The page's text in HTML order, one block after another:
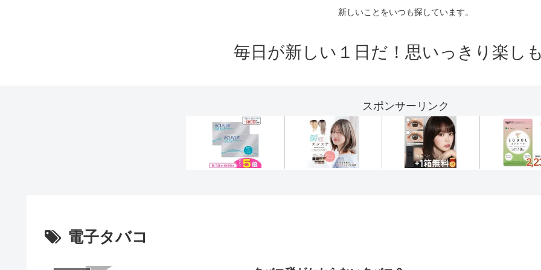
新しいことをいつも探しています。
毎日が新しい１日だ！思いっきり楽し
スポンサーリンク
電子タバコ